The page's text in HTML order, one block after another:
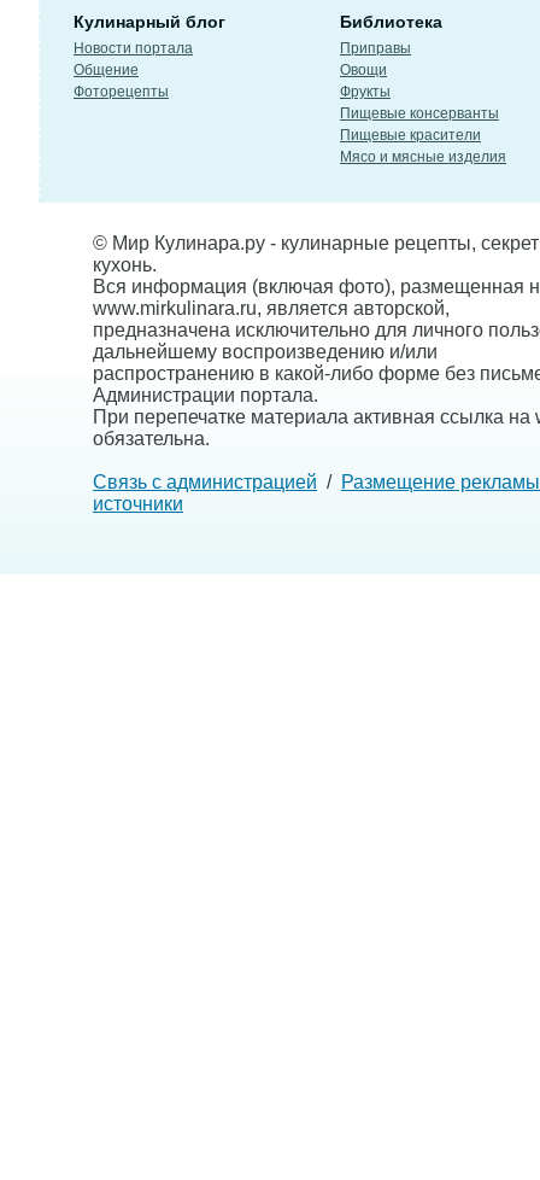
Кулинарный блог
Новости портала
Общение
Фоторецепты
Библиотека
Приправы
Овощи
Фрукты
Пищевые консерванты
Пищевые красители
Мясо и мясные изделия
© Мир Кулинара.ру - кулинарные рецепты,
кухонь.
Вся информация (включая фото), размещенная
www.mirkulinara.ru, является авторской,
предназначена исключительно для личного
дальнейшему воспроизведению и/или
распространению в какой-либо форме без
Администрации портала.
При перепечатке материала активная ссылка на
обязательна.
Связь с администрацией / Размещение рекламы
источники